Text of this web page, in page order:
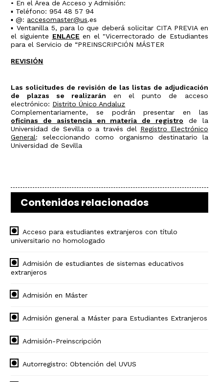
• En el Área de Acceso y Admisión:
▪ Teléfono: 954 48 57 94
▪ @: accesomaster@us.es
▪ Ventanilla 5, para lo que deberá solicitar CITA PREVIA en
el siguiente ENLACE en el "Vicerrectorado de Estudiantes
para el Servicio de “PREINSCRIPCIÓN MÁSTER
REVISIÓN
Las solicitudes de revisión de las listas de adjudicación
de plazas se realizarán en el punto de acceso
electrónico: Distrito Único Andaluz
Complementariamente, se podrán presentar en las
oficinas de asistencia en materia de registro de la
Universidad de Sevilla o a través del Registro Electrónico
General: seleccionando como organismo destinatario la
Universidad de Sevilla
Contenidos relacionados
Acceso para estudiantes extranjeros con título
universitario no homologado
Admisión de estudiantes de sistemas educativos
extranjeros
Admisión en Máster
Admisión general a Máster para Estudiantes Extranjeros
Admisión-Preinscripción
Autorregistro: Obtención del UVUS